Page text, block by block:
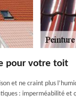
pour votre toit
et ne craint plus
: imperméabilité